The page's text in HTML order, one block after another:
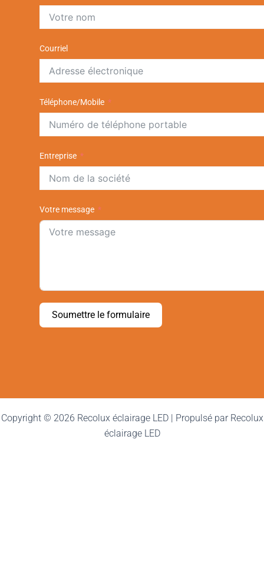
Courriel
Téléphone/Mobile
Entreprise
Votre message
Soumettre le formulaire
Copyright © 2026 Recolux éclairage LED | Propulsé par Recolux
éclairage LED